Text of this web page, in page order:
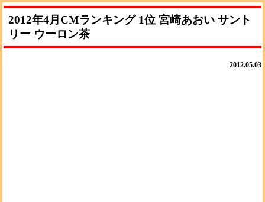
2012年4月CMランキング 1位 宮崎あおい サント
リー ウーロン茶
2012.05.03